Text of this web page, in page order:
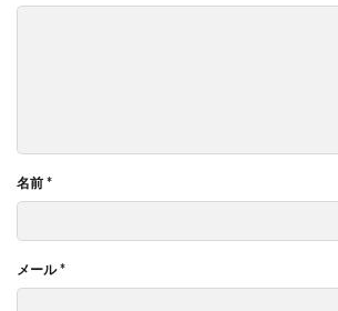
名前 *
メール*